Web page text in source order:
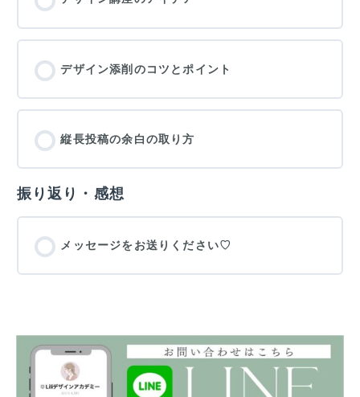
デザイン添削のコツとポイント
縦長投稿の余白の取り方
振り返り・感想
メッセージをお送りください♡